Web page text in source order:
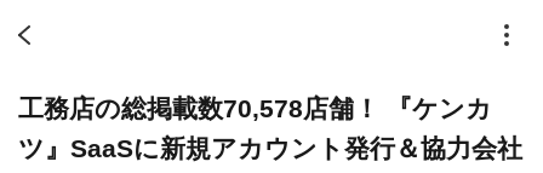
工務店の総掲載数70,578店舗！ 『ケンカ
ツ』SaaSに新規アカウント発行＆協力会社